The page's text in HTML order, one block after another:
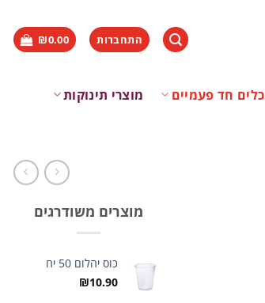
התחברות ₪0.00
כלים חד פעמיים
מוצרי תינוקות
מוצרים משודרגים
כוס יהלום 50 יח
₪10.90